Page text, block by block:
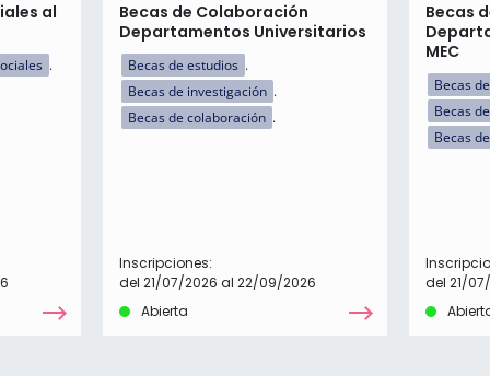
al
Becas de Colaboración
Departamentos Universitarios
Becas de estudios
Becas de investigación
Becas de colaboración
Inscripciones:
del 21/07/2026 al 22/09/2026
Abierta
Becas
MEC
Becas
Becas
Becas
del 21/